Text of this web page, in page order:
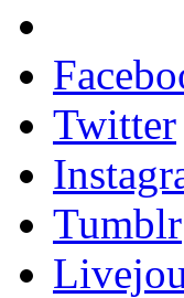
Twitter
Tumblr